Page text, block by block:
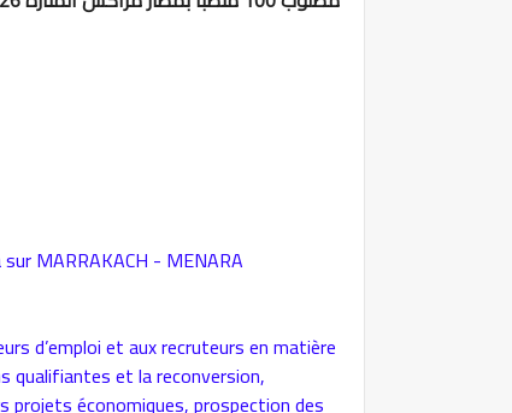
MARRAKACH - MENARA
d’emploi et aux recruteurs en matière
qualifiantes et la reconversion,
projets économiques, prospection des